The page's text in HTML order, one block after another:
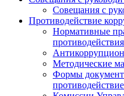
Совещания с
Противодействие
Нормативные
Методические
Формы